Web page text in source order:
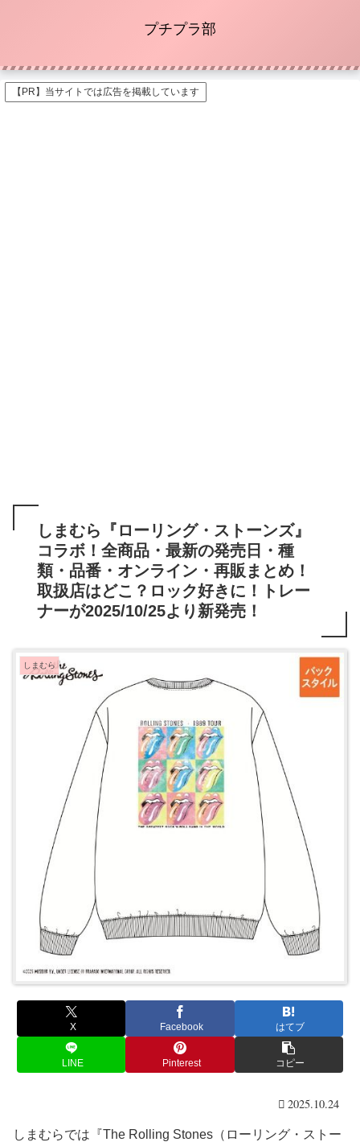
プチプラ部
【PR】当サイトでは広告を掲載しています
しまむら『ローリング・ストーンズ』
コラボ！全商品・最新の発売日・種
類・品番・オンライン・再販まとめ！
取扱店はどこ？ロック好きに！トレー
ナーが2025/10/25より新発売！
しまむら
X Facebook はてブ
LINE Pinterest コピー
2025.10.24
しまむらでは『The Rolling Stones（ローリング・ストー